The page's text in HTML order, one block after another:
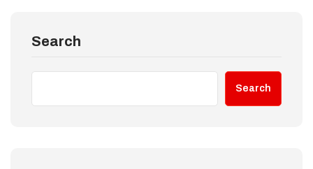
Search
Search